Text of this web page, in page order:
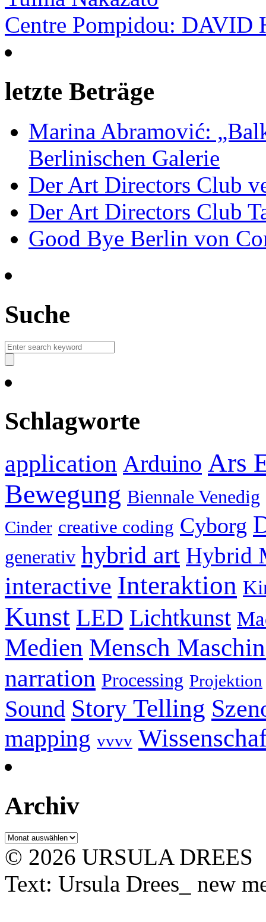
Centre Pompidou:
letzte Beträge
Marina Abramović:
Berlinischen Galerie
Der Art Directors Club
Der Art Directors Club
Good Bye Berlin von
Suche
Schlagworte
application Arduino Ars
Bewegung Biennale Venedig
Cinder creative coding Cyborg
generativ hybrid art Hybrid
interactive Interaktion
Kunst LED Lichtkunst
Medien Mensch
narration Processing Projektion
Sound Story Telling
mapping vvvv
Archiv
Archiv
© 2026 URSULA DREES
Text: Ursula Drees_ new